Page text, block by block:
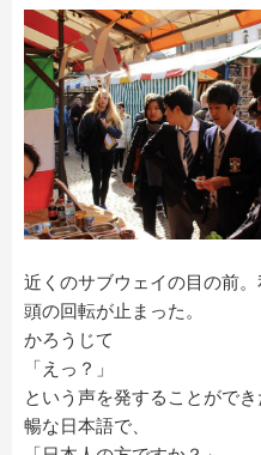
近くのサブウェイの目の前
頭の回転が止まった。
かろうじて
「えっ？」
という声を発することがで
暢な日本語で、